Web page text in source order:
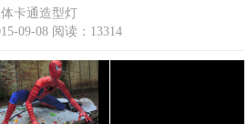
卡通造型灯
09-08 阅读：13314